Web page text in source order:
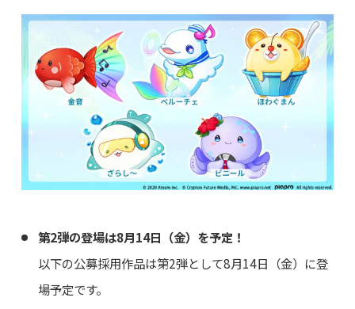
第2弾の登場は8月14日（金）を予定！
以下の公募採用作品は第2弾として8月14日（金）に登
場予定です。